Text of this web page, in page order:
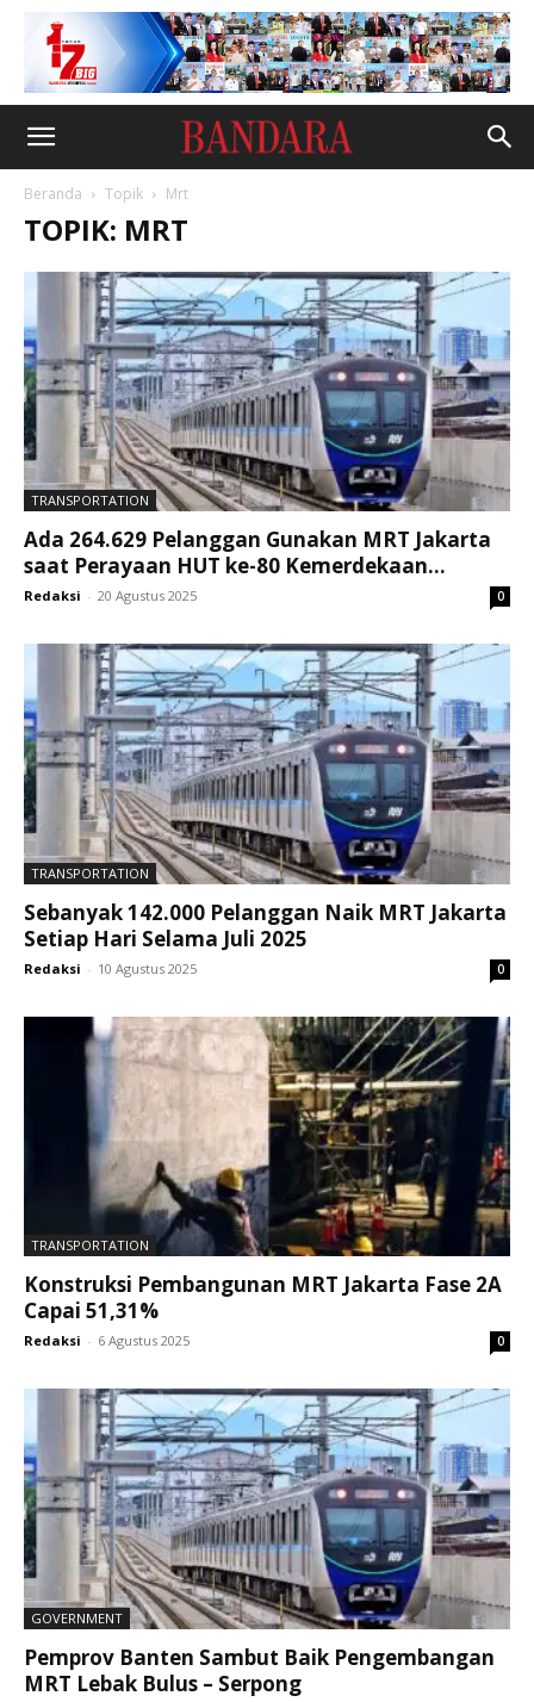
Beranda Topik Mrt
TOPIK: MRT
TRANSPORTATION
Ada 264.629 Pelanggan Gunakan MRT Jakarta
saat Perayaan HUT ke-80 Kemerdekaan...
Redaksi - 20 Agustus 2025 0
TRANSPORTATION
Sebanyak 142.000 Pelanggan Naik MRT Jakarta
Setiap Hari Selama Juli 2025
Redaksi - 10 Agustus 2025 0
TRANSPORTATION
Konstruksi Pembangunan MRT Jakarta Fase 2A
Capai 51,31%
Redaksi - 6 Agustus 2025 0
GOVERNMENT
Pemprov Banten Sambut Baik Pengembangan
MRT Lebak Bulus – Serpong